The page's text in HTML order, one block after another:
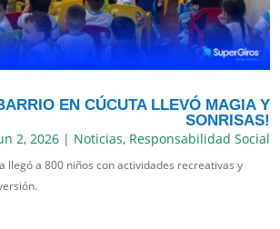
EN CÚCUTA LLEVÓ MAGIA Y
SONRISAS!
2, 2026| Noticias, Responsabilidad Social
llegó a 800 niños con actividades recreativas y